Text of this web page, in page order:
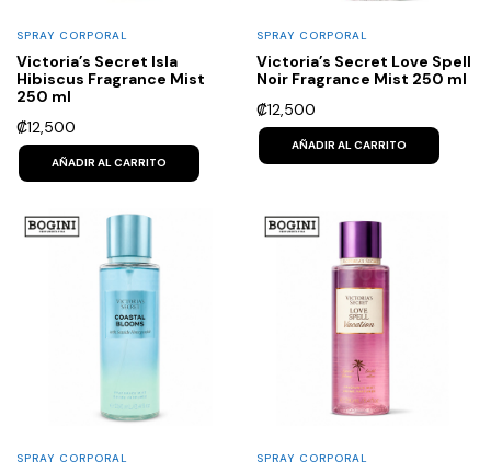
SPRAY CORPORAL
Victoria’s Secret Isla
Hibiscus Fragrance Mist
250 ml
₡12,500
AÑADIR AL CARRITO
SPRAY CORPORAL
Victoria’s Secret Love Spell
Noir Fragrance Mist 250 ml
₡12,500
AÑADIR AL CARRITO
SPRAY CORPORAL SPRAY CORPORAL